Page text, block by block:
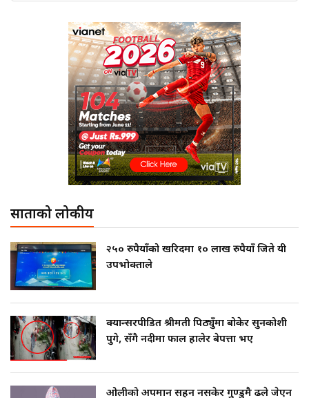
साताको लोकप्रीय
२५० रुपैयाँको खरिदमा १० लाख रुपैयाँ जिते यी
उपभोक्ताले
क्यान्सरपीडित श्रीमती पिठ्युँमा बोकेर सुनकोशी
पुगे, सँगै नदीमा फाल हालेर बेपत्ता भए
ओलीको अपमान सहन नसकेर गुण्डुमै ढले जेएन